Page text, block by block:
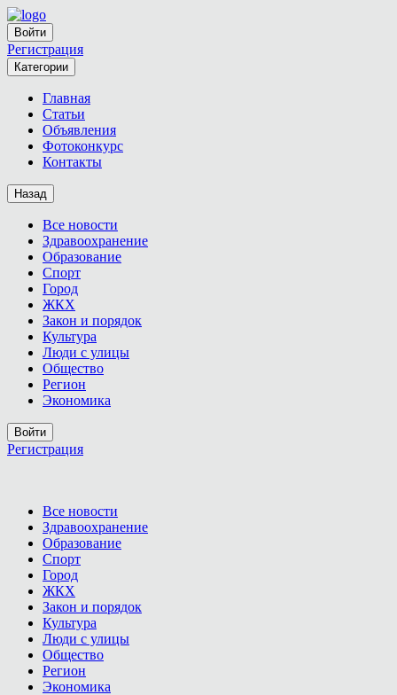
Войти
Регистрация
Категории
Главная
Статьи
Объявления
Фотоконкурс
Контакты
Назад
Все новости
Здравоохранение
Образование
Спорт
Город
ЖКХ
Закон и порядок
Культура
Люди с улицы
Общество
Регион
Экономика
Войти
Регистрация
Все новости
Здравоохранение
Образование
Спорт
Город
ЖКХ
Закон и порядок
Культура
Люди с улицы
Общество
Регион
Экономика